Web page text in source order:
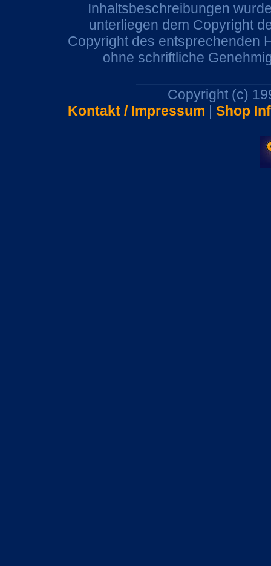
Inhaltsbeschreibungen
unterliegen dem Copyright
Copyright des entsprechenden
ohne schriftliche
Copyright (c)
Kontakt / Impressum | Shop